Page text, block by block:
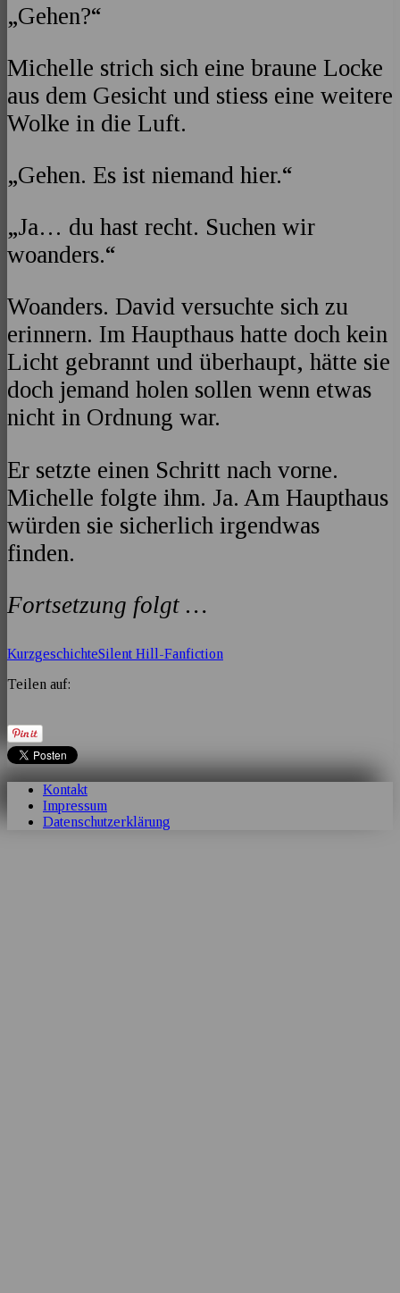
„Gehen?“
Michelle strich sich eine braune Locke
aus dem Gesicht und stiess eine weitere
Wolke in die Luft.
„Gehen. Es ist niemand hier.“
„Ja… du hast recht. Suchen wir
woanders.“
Woanders. David versuchte sich zu
erinnern. Im Haupthaus hatte doch kein
Licht gebrannt und überhaupt, hätte sie
doch jemand holen sollen wenn etwas
nicht in Ordnung war.
Er setzte einen Schritt nach vorne.
Michelle folgte ihm. Ja. Am Haupthaus
würden sie sicherlich irgendwas
finden.
Fortsetzung folgt …
KurzgeschichteSilent Hill-Fanfiction
Teilen auf:
Kontakt
Impressum
Datenschutzerklärung